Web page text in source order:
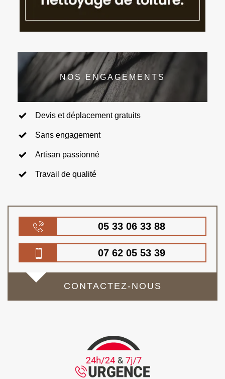
NOS ENGAGEMENTS
Devis et déplacement gratuits
Sans engagement
Artisan passionné
Travail de qualité
05 33 06 33 88
07 62 05 53 39
CONTACTEZ-NOUS